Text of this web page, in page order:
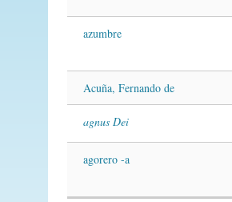
azumbre
Acuña, Fernando de
agnus Dei
agorero -a